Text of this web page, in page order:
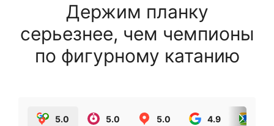
Держим планку
серьезнее, чем чемпионы
по фигурному катанию
5.0 5.0 5.0 4.9